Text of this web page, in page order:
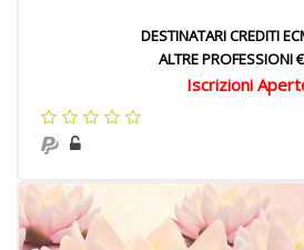
DESTINATARI CREDITI
ALTRE PROFESSIONI
Iscrizioni